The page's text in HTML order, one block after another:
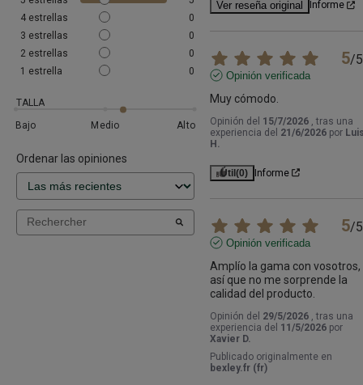
4 estrellas
0
3 estrellas
0
2 estrellas
0
1 estrella 0
TALLA
Bajo
Medio Alto
Ordenar las opiniones
Ver reseña original Informe
5/5
Opinión verificada
Muy cómodo.
Opinión del 15/7/2026
, tras una
experiencia del 21/6/2026 por
H.
Útil(0) Informe
5/5
Opinión verificada
Amplío la gama con vosotros,
así que no me sorprende la
calidad del producto.
Opinión del 29/5/2026
, tras una
experiencia del 11/5/2026 por
Xavier D.
Publicado originalmente en
bexley.fr (fr)